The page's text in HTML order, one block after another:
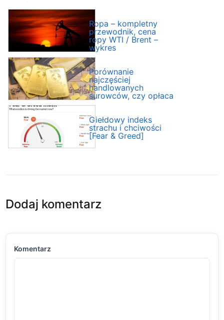
Ropa – kompletny
przewodnik, cena
ropy WTI / Brent –
wykres
Porównanie
najczęściej
handlowanych
surowców, czy opłaca
się handlować?
Giełdowy indeks
strachu i chciwości
[Fear & Greed]
Dodaj komentarz
Komentarz